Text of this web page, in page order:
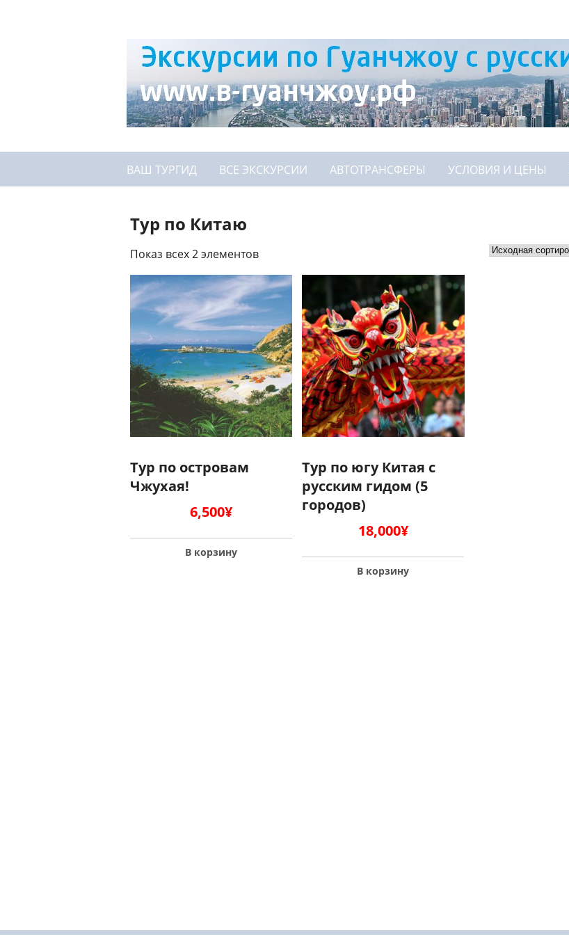
ВАШ ТУРГИД ВСЕ ЭКСКУРСИИ АВТОТРАНСФЕРЫ УСЛОВИЯ И ЦЕНЫ
Тур по Китаю
Показ всех 2 элементов
Тур по островам
Чжухая!
6,500¥
В корзину
Тур по югу Китая с
русским гидом (5
городов)
18,000¥
В корзину